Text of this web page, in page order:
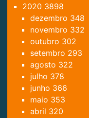
2020 3898
dezembro 348
novembro 332
outubro 302
setembro 293
agosto 322
julho 378
junho 366
maio 353
abril 320